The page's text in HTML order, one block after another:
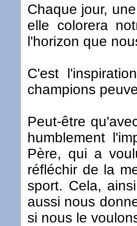
Chaque jour,
elle colorera
l'horizon que
C'est
champions
Peut-être
humblement
Père, qui a
réfléchir de la
sport. Cela,
aussi nous
si nous le